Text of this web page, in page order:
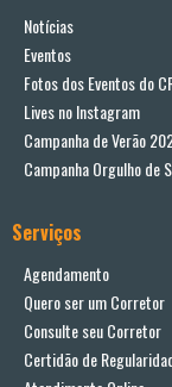
Notícias
Eventos
Fotos dos Eventos do
Lives no Instagram
Campanha de Verão
Campanha Orgulho de
Serviços
Agendamento
Quero ser um Corretor
Consulte seu Corretor
Certidão de